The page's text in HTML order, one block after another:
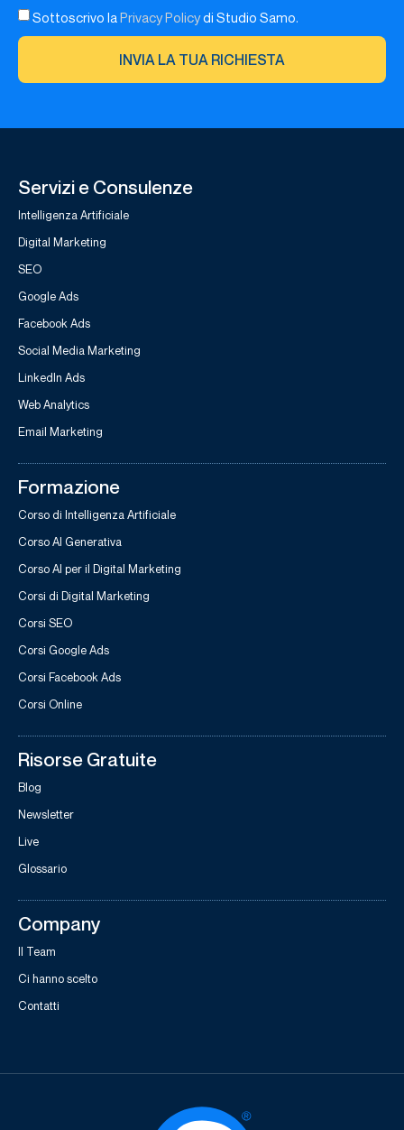
Sottoscrivo laPrivacy Policydi Studio Samo.
INVIA LA TUA RICHIESTA
Servizi e Consulenze
Intelligenza Artificiale
Digital Marketing
SEO
Google Ads
Facebook Ads
Social Media Marketing
LinkedIn Ads
Web Analytics
Email Marketing
Formazione
Corso di Intelligenza Artificiale
Corso AI Generativa
Corso AI per il Digital Marketing
Corsi di Digital Marketing
Corsi SEO
Corsi Google Ads
Corsi Facebook Ads
Corsi Online
Risorse Gratuite
Blog
Newsletter
Live
Glossario
Company
Il Team
Ci hanno scelto
Contatti